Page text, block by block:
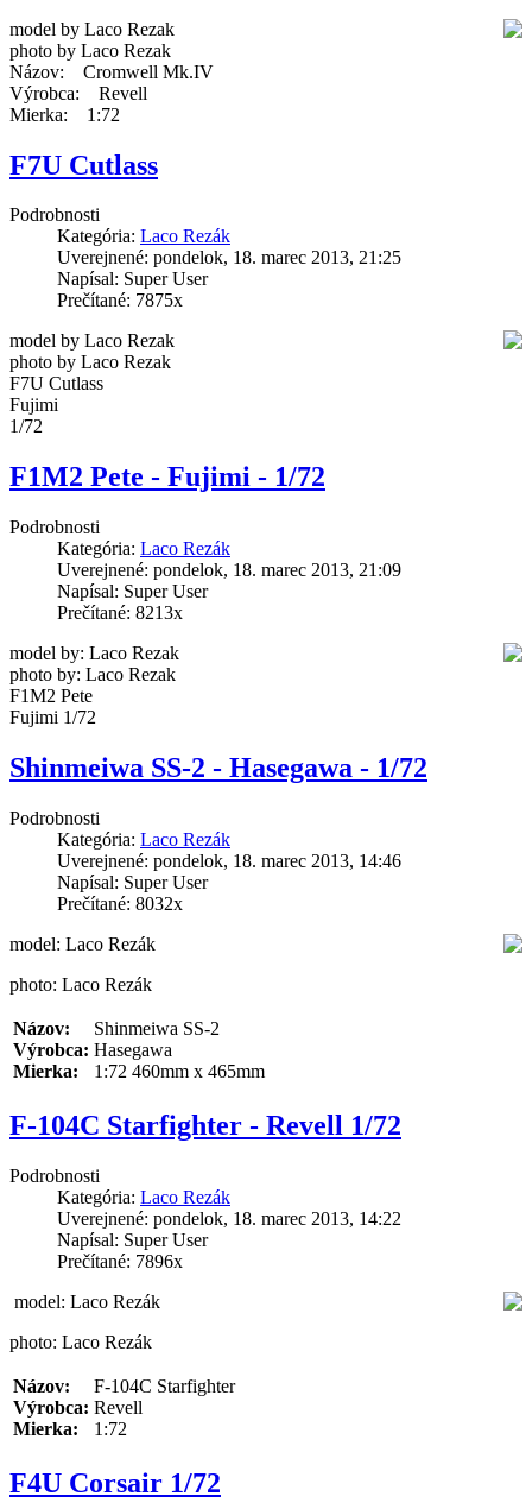
model by Laco Rezak
photo by Laco Rezak
Názov: Cromwell Mk.IV
Výrobca: Revell
Mierka: 1:72
F7U Cutlass
Podrobnosti
Kategória: Laco Rezák
Uverejnené: pondelok, 18. marec 2013, 21:25
Napísal: Super User
Prečítané: 7875x
model by Laco Rezak
photo by Laco Rezak
F7U Cutlass
Fujimi
1/72
F1M2 Pete - Fujimi - 1/72
Podrobnosti
Kategória: Laco Rezák
Uverejnené: pondelok, 18. marec 2013, 21:09
Napísal: Super User
Prečítané: 8213x
model by: Laco Rezak
photo by: Laco Rezak
F1M2 Pete
Fujimi 1/72
Shinmeiwa SS-2 - Hasegawa - 1/72
Podrobnosti
Kategória: Laco Rezák
Uverejnené: pondelok, 18. marec 2013, 14:46
Napísal: Super User
Prečítané: 8032x
model: Laco Rezák
photo: Laco Rezák
Názov:
Výrobca:
Mierka:
Shinmeiwa SS-2
Hasegawa
1:72 460mm x 465mm
F-104C Starfighter - Revell 1/72
Podrobnosti
Kategória: Laco Rezák
Uverejnené: pondelok, 18. marec 2013, 14:22
Napísal: Super User
Prečítané: 7896x
model: Laco Rezák
photo: Laco Rezák
Názov:
Výrobca:
Mierka:
F-104C Starfighter
Revell
1:72
F4U Corsair 1/72